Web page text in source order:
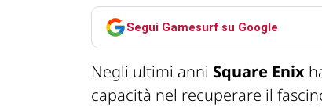
Segui Gamesurf su Google
Negli ultimi anni Square Enix
capacità nel recuperare il